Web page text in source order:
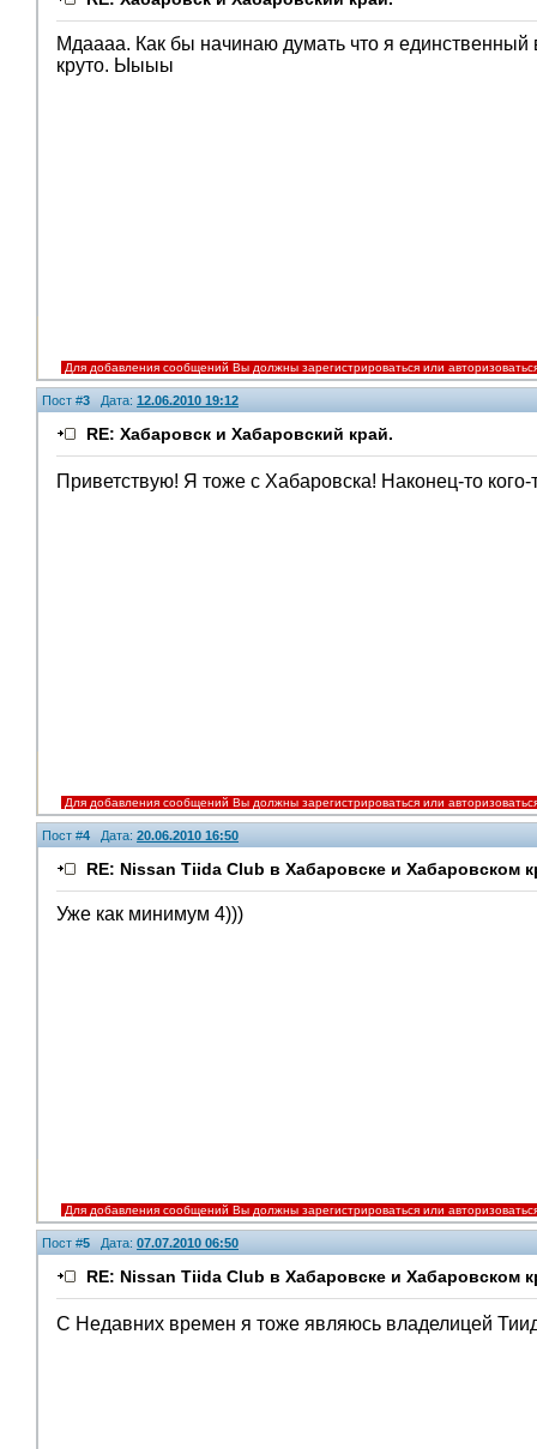
Мдаааа. Как бы начинаю думать что я
круто. Ыыыы
Для добавления сообщений Вы должны зарегистрироваться или
Пост #3 Дата: 12.06.2010 19:12
RE: Хабаровск и Хабаровский край.
Приветствую! Я тоже с Хабаровска! Наконец-то
Для добавления сообщений Вы должны зарегистрироваться или
Пост #4Дата: 20.06.2010 16:50
RE: Nissan Tiida Club в Хабаровске и Хабаровском
Уже как минимум 4)))
Для добавления сообщений Вы должны зарегистрироваться или
Пост #5 Дата: 07.07.2010 06:50
RE: Nissan Tiida Club в Хабаровске и Хабаровском
С Недавних времен я тоже являюсь владелицей